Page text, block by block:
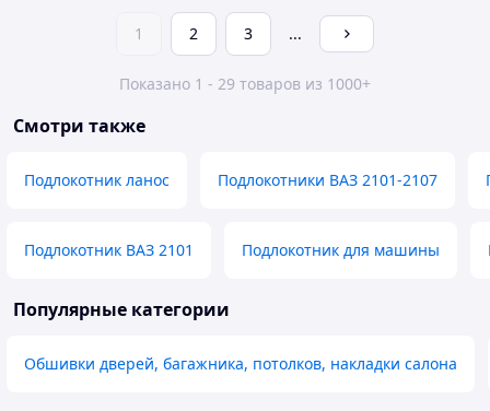
1 2 3 ...
Показано 1 - 29 товаров из 1000+
Смотри также
Подлокотник ланос Подлокотники ВАЗ 2101-2107
Подлокотник ВАЗ 2101 Подлокотник для машины
Популярные категории
Обшивки дверей, багажника, потолков, накладки салона